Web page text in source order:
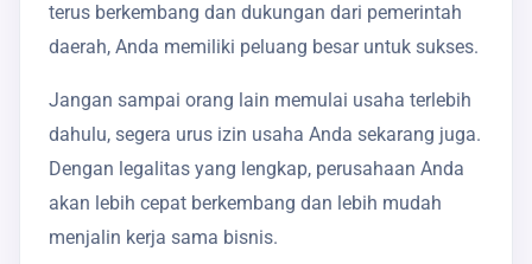
terus berkembang dan dukungan dari pemerintah
daerah, Anda memiliki peluang besar untuk sukses.
Jangan sampai orang lain memulai usaha terlebih
dahulu, segera urus izin usaha Anda sekarang juga.
Dengan legalitas yang lengkap, perusahaan Anda
akan lebih cepat berkembang dan lebih mudah
menjalin kerja sama bisnis.